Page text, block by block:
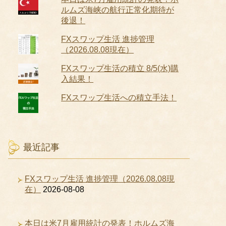
ルムズ海峡の航行正常化期待が
後退！
FXスワップ生活 進捗管理
（2026.08.08現在）
FXスワップ生活の積立 8/5(水)購
入結果！
FXスワップ生活への積立手法！
最近記事
FXスワップ生活 進捗管理（2026.08.08現
在）
2026-08-08
本日は米7月雇用統計の発表！ホルムズ海